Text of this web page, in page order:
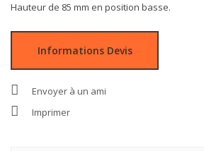
Hauteur de 85 mm en position basse.
Informations Devis
Envoyer à un ami
Imprimer